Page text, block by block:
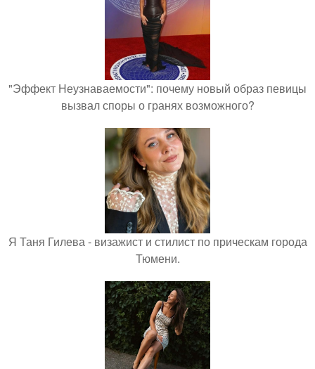
"Эффект Неузнаваемости": почему новый образ певицы
вызвал споры о гранях возможного?
Я Таня Гилева - визажист и стилист по прическам города
Тюмени.